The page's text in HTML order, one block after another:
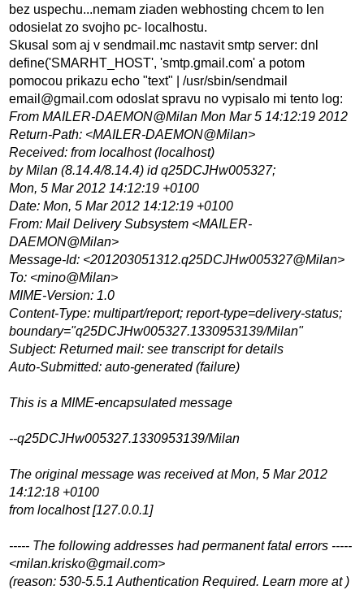
bez uspechu...nemam ziaden webhosting chcem to len
odosielat zo svojho pc- localhostu.
Skusal som aj v sendmail.mc nastavit smtp server: dnl
define('SMARHT_HOST', 'smtp.gmail.com' a potom
pomocou prikazu echo "text" | /usr/sbin/sendmail
email@gmail.com odoslat spravu no vypisalo mi tento log:
From MAILER-DAEMON@Milan Mon Mar 5 14:12:19 2012
Return-Path: <MAILER-DAEMON@Milan>
Received: from localhost (localhost)
by Milan (8.14.4/8.14.4) id q25DCJHw005327;
Mon, 5 Mar 2012 14:12:19 +0100
Date: Mon, 5 Mar 2012 14:12:19 +0100
From: Mail Delivery Subsystem <MAILER-
DAEMON@Milan>
Message-Id: <201203051312.q25DCJHw005327@Milan>
To: <mino@Milan>
MIME-Version: 1.0
Content-Type: multipart/report; report-type=delivery-status;
boundary="q25DCJHw005327.1330953139/Milan"
Subject: Returned mail: see transcript for details
Auto-Submitted: auto-generated (failure)
This is a MIME-encapsulated message
--q25DCJHw005327.1330953139/Milan
The original message was received at Mon, 5 Mar 2012
14:12:18 +0100
from localhost [127.0.0.1]
----- The following addresses had permanent fatal errors -----
<milan.krisko@gmail.com>
(reason: 530-5.5.1 Authentication Required. Learn more at )